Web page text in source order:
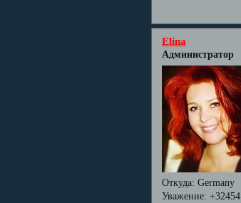
Elina
Администратор
Откуда: Germany
Уважение: +32454